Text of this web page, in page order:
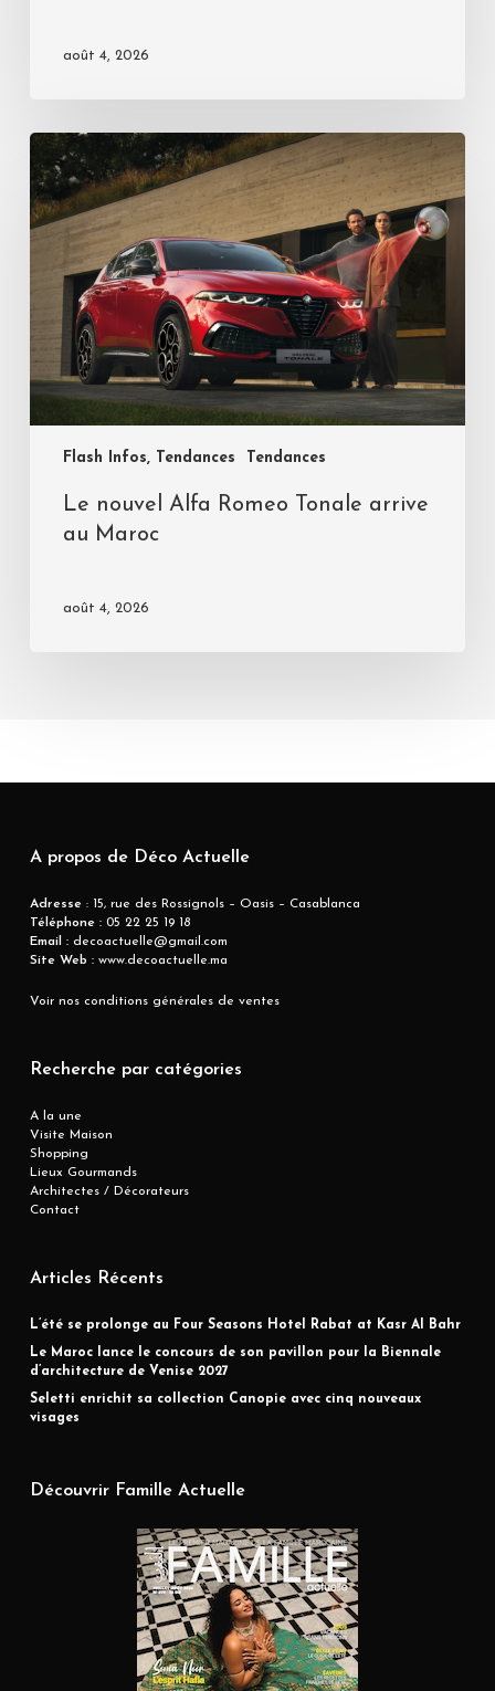
août 4, 2026
Flash Infos, Tendances Tendances
Le nouvel Alfa Romeo Tonale arrive
au Maroc
août 4, 2026
A propos de Déco Actuelle
Adresse : 15, rue des Rossignols – Oasis – Casablanca
Téléphone :05 22 25 19 18
Email :decoactuelle@gmail.com
Site Web :www.decoactuelle.ma
Voir nos conditions générales de ventes
Recherche par catégories
A la une
Visite Maison
Shopping
Lieux Gourmands
Architectes / Décorateurs
Contact
Articles Récents
L’été se prolonge au Four Seasons Hotel Rabat at Kasr Al Bahr
Le Maroc lance le concours de son pavillon pour la Biennale
d’architecture de Venise 2027
Seletti enrichit sa collection Canopie avec cinq nouveaux
visages
Découvrir Famille Actuelle